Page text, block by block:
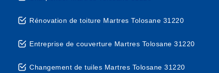
Rénovation de toiture Martres Tolosane 31220
Entreprise de couverture Martres Tolosane 31220
Changement de tuiles Martres Tolosane 31220